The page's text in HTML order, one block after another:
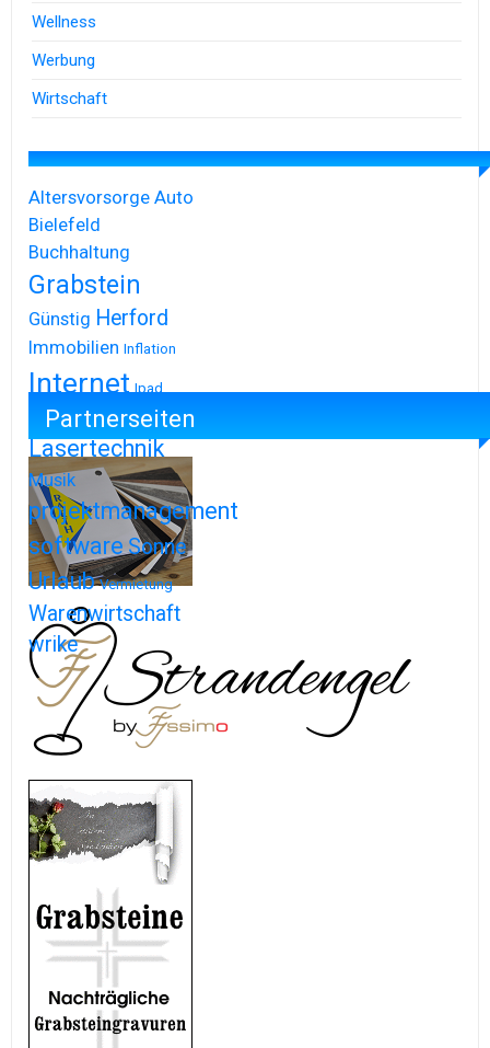
Wellness
Werbung
Wirtschaft
Altersvorsorge Auto
Bielefeld
Buchhaltung
Grabstein
Günstig Herford
Immobilien Inflation
Internet Ipad
Iphone
Lasertechnik
Musik
projektmanagement
softwareSonne
Urlaub Vermietung
Warenwirtschaft
wrike
Partnerseiten